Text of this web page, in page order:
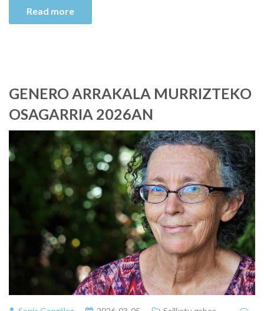
Read more
GENERO ARRAKALA MURRIZTEKO
OSAGARRIA 2026AN